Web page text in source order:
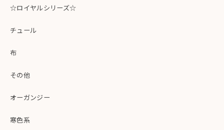
☆ロイヤルシリーズ☆
チュール
布
その他
オーガンジー
寒色系